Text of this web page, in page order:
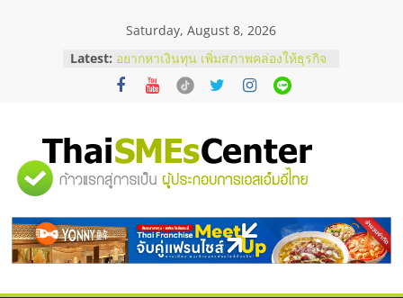
Saturday, August 8, 2026
Latest: อยากหาเงินทุน เพิ่มสภาพคล่องให้ธุรกิจ
เริ่มยังไงให้ผ่านฉลุย
สัมมนาออนไลน์ โอกาสบริหารสถานี
ThaiFranchise Meet Up จับคู่แฟรน
ไชส์ ครั้งที่ 8
ร้านเครื่องเสียงคุณภาพสูง พร้อม
บริษัท Cybersecurity ในไทยที่ไหนดี?
วิธีเลือกผู้ให้บริการให้คุ้มค่าและตอบ
โจทย์ธุรกิจ
"ศูนย์
รวม
ข้อมูล